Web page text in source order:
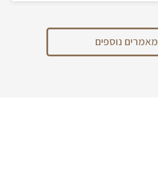
מאמרים נוספים